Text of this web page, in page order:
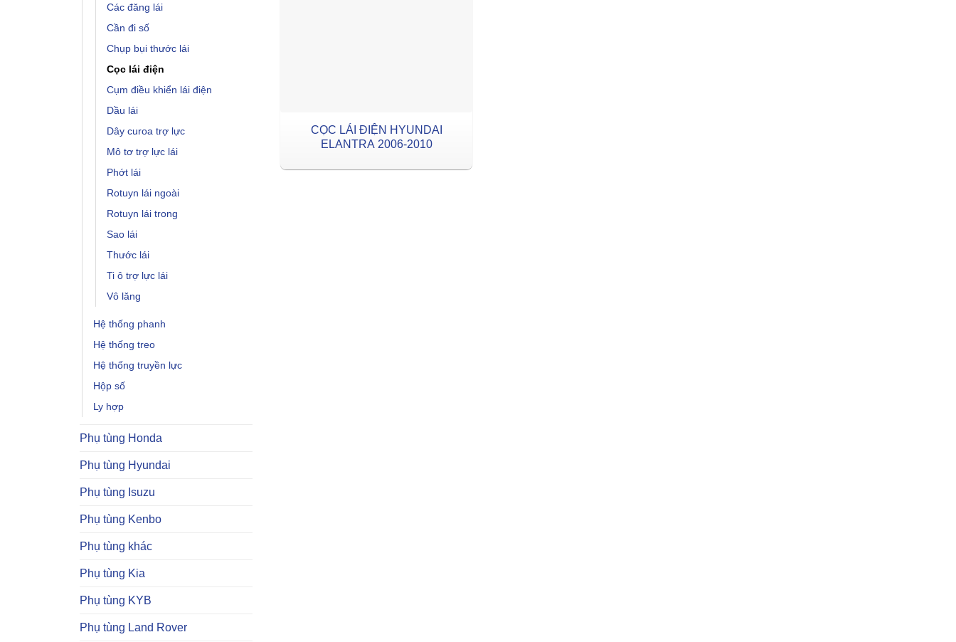
Các đăng lái
Cần đi số
Chụp bụi thước lái
Cọc lái điện
Cụm điều khiển lái điện
Dầu lái
Dây curoa trợ lực
Mô tơ trợ lực lái
Phớt lái
Rotuyn lái ngoài
Rotuyn lái trong
Sao lái
Thước lái
Ti ô trợ lực lái
Vô lăng
Hệ thống phanh
Hệ thống treo
Hệ thống truyền lực
Hộp số
Ly hợp
Phụ tùng Honda
Phụ tùng Hyundai
Phụ tùng Isuzu
Phụ tùng Kenbo
Phụ tùng khác
Phụ tùng Kia
Phụ tùng KYB
Phụ tùng Land Rover
CỌC LÁI ĐIỆN HYUNDAI
ELANTRA 2006-2010